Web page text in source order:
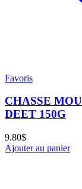
Favoris
CHASSE
DEET 150G
9.80$
Ajouter au panier